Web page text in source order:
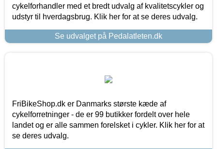
cykelforhandler med et bredt udvalg af kvalitetscykler og
udstyr til hverdagsbrug. Klik her for at se deres udvalg.
Se udvalget på Pedalatleten.dk
FriBikeShop.dk er Danmarks største kæde af
cykelforretninger - de er 99 butikker fordelt over hele
landet og er alle sammen forelsket i cykler. Klik her for at
se deres udvalg.